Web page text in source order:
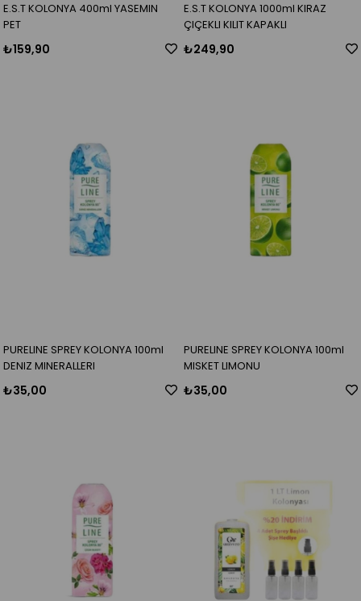
E.S.T KOLONYA 400ml YASEMIN
PET
₺159,90
E.S.T KOLONYA 1000ml KIRAZ
ÇIÇEKLI KILIT KAPAKLI
₺249,90
PURELINE SPREY KOLONYA 100ml
DENIZ MINERALLERI
₺35,00
PURELINE SPREY KOLONYA 100ml
MISKET LIMONU
₺35,00